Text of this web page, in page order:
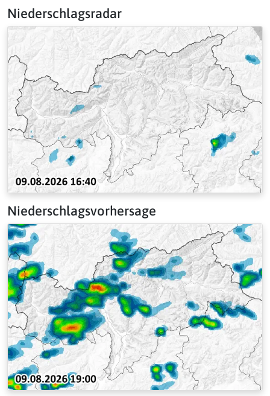
Niederschlagsradar
Niederschlagsvorhersage